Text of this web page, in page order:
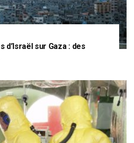
d’Israël sur Gaza : des